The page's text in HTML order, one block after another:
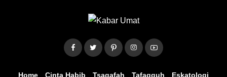
Home Cinta Habib Tsaqafah Tafaqquh Eskatologi